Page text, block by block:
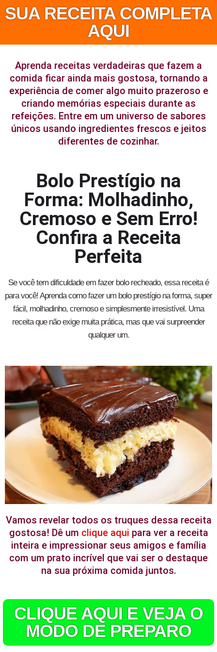
SUA RECEITA COMPLETA
AQUI
Aprenda receitas verdadeiras que fazem a
comida ficar ainda mais gostosa, tornando a
experiência de comer algo muito prazeroso e
criando memórias especiais durante as
refeições. Entre em um universo de sabores
únicos usando ingredientes frescos e jeitos
diferentes de cozinhar.
Bolo Prestígio na
Forma: Molhadinho,
Cremoso e Sem Erro!
Confira a Receita
Perfeita
Se você tem dificuldade em fazer bolo recheado, essa receita é
para você! Aprenda como fazer um bolo prestígio na forma, super
fácil, molhadinho, cremoso e simplesmente irresistível. Uma
receita que não exige muita prática, mas que vai surpreender
qualquer um.
Vamos revelar todos os truques dessa receita
gostosa! Dê um clique aqui para ver a receita
inteira e impressionar seus amigos e família
com um prato incrível que vai ser o destaque
na sua próxima comida juntos.
CLIQUE AQUI E VEJA O
MODO DE PREPARO